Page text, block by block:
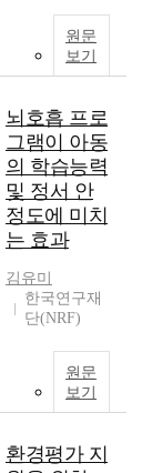
원문
보기
뇌호흡 프로
그램이 아동
의 학습능력
및 정서 안
정도에 미치
는 효과
김유미
한국연구재
단(NRF)
원문
보기
환경평가 지